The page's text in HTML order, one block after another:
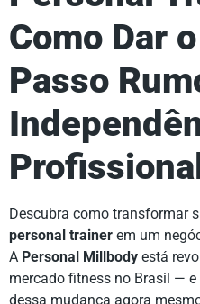
Como Dar
Passo
Profissional
Descubra como transformar
personal trainer em um
A Personal Millbody está
mercado fitness no Brasil —
dessa mudança agora